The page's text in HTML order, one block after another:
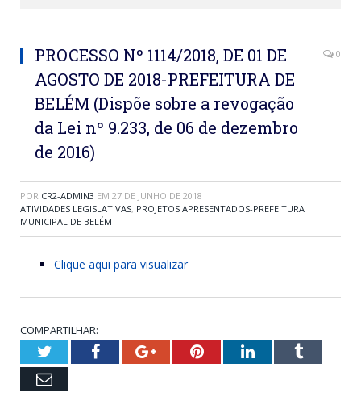
PROCESSO Nº 1114/2018, DE 01 DE
AGOSTO DE 2018-PREFEITURA DE
BELÉM (Dispõe sobre a revogação
da Lei nº 9.233, de 06 de dezembro
de 2016)
0
POR CR2-ADMIN3 EM 27 DE JUNHO DE 2018
ATIVIDADES LEGISLATIVAS, PROJETOS APRESENTADOS-PREFEITURA
MUNICIPAL DE BELÉM
Clique aqui para visualizar
COMPARTILHAR:
TwitterFacebookGoogle+PinterestLinkedInTumblr
Email